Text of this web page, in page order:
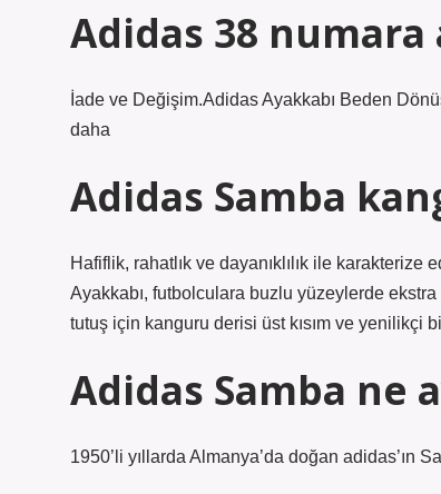
Adidas 38 numara
İade ve Değişim.Adidas Ayakkabı Beden
daha
Adidas Samba
Hafiflik, rahatlık ve dayanıklılık ile
Ayakkabı, futbolculara buzlu yüzeylerde ekstra
tutuş için kanguru derisi üst kısım ve yenilikçi
Adidas Samba ne
1950’li yıllarda Almanya’da doğan adidas’ın